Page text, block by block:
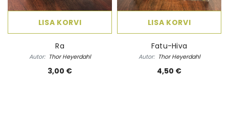
LISA KORVI
Ra
Autor: Thor Heyerdahl
3,00 €
LISA KORVI
Fatu-Hiva
Autor: Thor Heyerdahl
4,50 €